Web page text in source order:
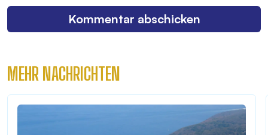
MEHR NACHRICHTEN